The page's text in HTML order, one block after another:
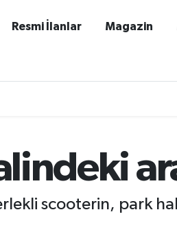
Resmi İlanlar Magazin
scooterin, park